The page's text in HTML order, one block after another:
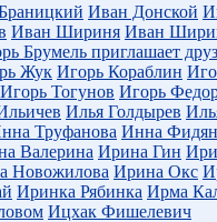
Иван Донской
Иван Шириня Иван
Брумель приглашает
Жук Игорь Кораблин
Игорь Тогунов Игорь
Илья Голдырев
Труфанова Инна
Валерина Ирина Гин
Новожилова Ирина Окс
Иринка Рябинка Ирма
Ицхак Фишелевич